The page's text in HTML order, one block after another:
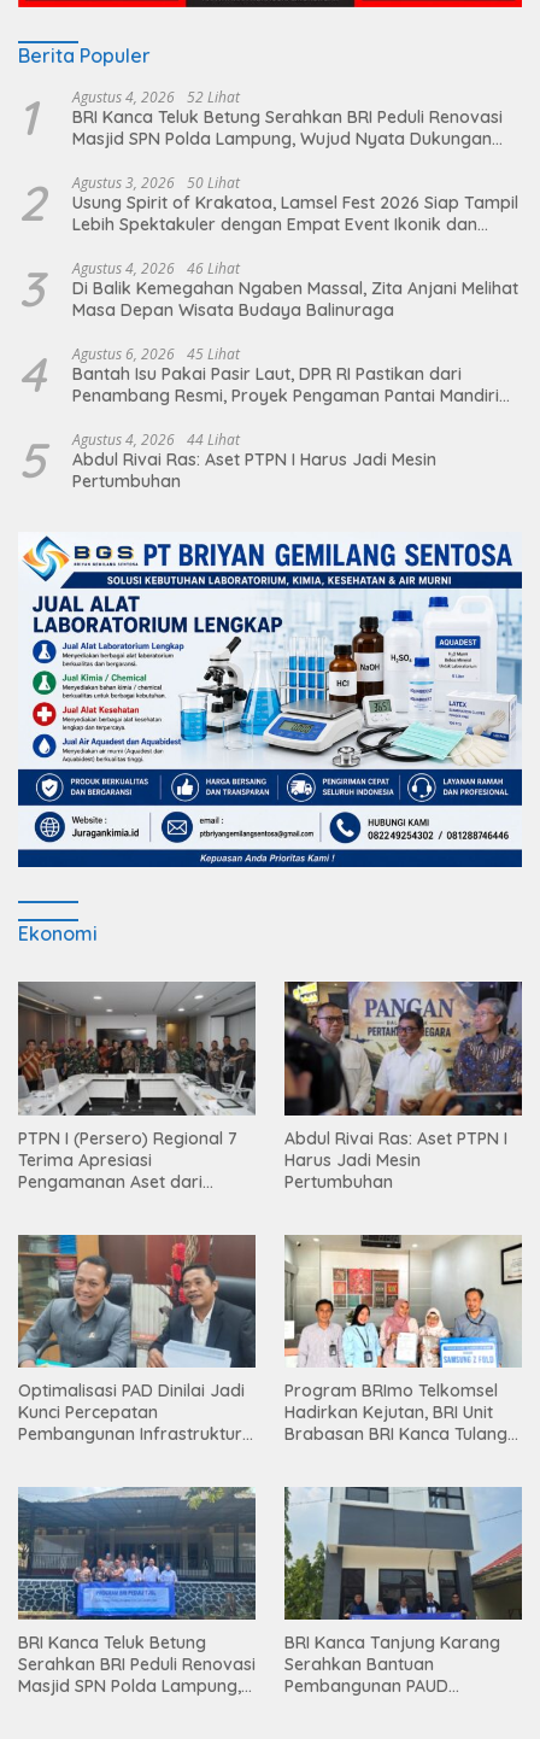
Berita Populer
1 Agustus 4, 2026 52 Lihat
BRI Kanca Teluk Betung Serahkan BRI Peduli Renovasi
Masjid SPN Polda Lampung, Wujud Nyata Dukungan
2 Agustus 3, 2026 50 Lihat
Usung Spirit of Krakatoa, Lamsel Fest 2026 Siap Tampil
Lebih Spektakuler dengan Empat Event Ikonik dan
3 Agustus 4, 2026 46 Lihat
Di Balik Kemegahan Ngaben Massal, Zita Anjani Melihat
Masa Depan Wisata Budaya Balinuraga
4 Agustus 6, 2026 45 Lihat
Bantah Isu Pakai Pasir Laut, DPR RI Pastikan dari
Penambang Resmi, Proyek Pengaman Pantai Mandiri
5 Agustus 4, 2026 44 Lihat
Abdul Rivai Ras: Aset PTPN I Harus Jadi Mesin
Pertumbuhan
Ekonomi
PTPN I (Persero) Regional 7
Terima Apresiasi
Pengamanan Aset dari
Abdul Rivai Ras: Aset PTPN I
Harus Jadi Mesin
Pertumbuhan
Optimalisasi PAD Dinilai Jadi
Kunci Percepatan
Pembangunan Infrastruktur
Program BRImo Telkomsel
Hadirkan Kejutan, BRI Unit
Brabasan BRI Kanca Tulang
Mesuji
BRI Kanca Teluk Betung
Serahkan BRI Peduli Renovasi
Masjid SPN Polda Lampung,
BRI Kanca Tanjung Karang
Serahkan Bantuan
Pembangunan PAUD